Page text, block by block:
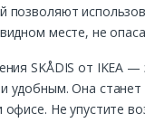
позволяют
месте, не
SKÅDIS от IKEA
удобным. Она
Не упустите